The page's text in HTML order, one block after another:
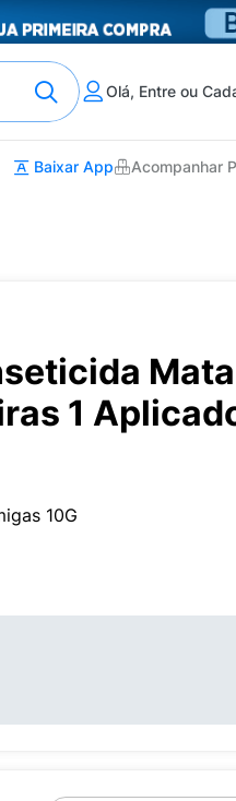
Olá, Entre ou
Baixar App Acompanhar
Mata
1
10G